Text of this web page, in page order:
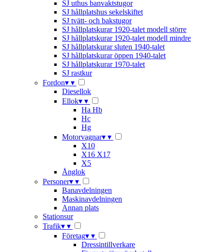
SJ uthus banvaktstugor
SJ hållplatshus sekelskiftet
SJ tvätt- och bakstugor
SJ hållplatskurar 1920-talet modell större
SJ hållplatskurar 1920-talet modell mindre
SJ hållplatskurar sluten 1940-talet
SJ hållplatskurar öppen 1940-talet
SJ hållplatskurar 1970-talet
SJ rastkur
Fordon▾ ▾
Diesellok
Ellok▾ ▾
Ha Hb
Hc
Hg
Motorvagnar▾ ▾
X10
X16 X17
X5
Ånglok
Personer▾ ▾
Banavdelningen
Maskinavdelningen
Annan plats
Stationsur
Trafik▾ ▾
Företag▾ ▾
Dressintillverkare